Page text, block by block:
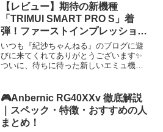
性能・使い勝手の観点から比較します。
📊 ...
【レビュー】期待の新機種
「TRIMUI SMART PRO S」着
弾！ファーストインプレッション
と本音レビュー✨
いつも『紀沙ちゃんねる』のブログに遊
びに来てくれてありがとうございます✨
ついに、待ちに待った新しいエミュ機
簡単ですがスペック出しておきま
す！！...
🎮Anbernic RG40XXv 徹底解説
｜スペック・特徴・おすすめの人
まとめ！